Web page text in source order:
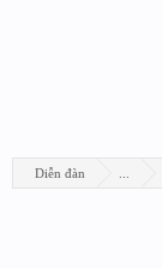
Diễn đàn